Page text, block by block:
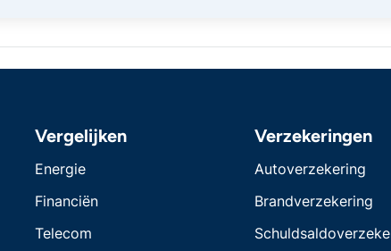
Vergelijken
Energie
Financiën
Telecom
Verzekeringen
Autoverzekering
Brandverzekering